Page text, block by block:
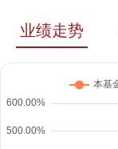
业绩走势